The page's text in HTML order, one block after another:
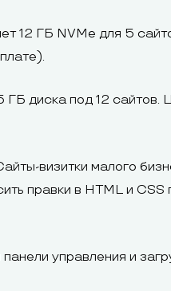
12 ГБ NVMe для 5
диска под 12
визитки малого
правки в HTML и
управления и